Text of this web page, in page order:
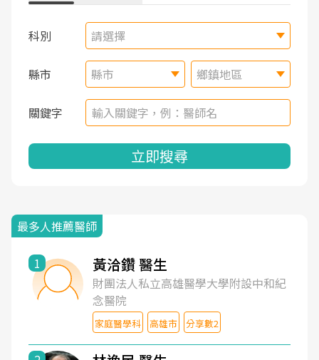
科別 請選擇
縣市 縣市 鄉鎮地區
關鍵字
立即搜尋
最多人推薦醫師
1 黃洽鑽 醫生
財團法人私立高雄醫學大學附設中和紀
念醫院
家庭醫學科 高雄市 分享數2